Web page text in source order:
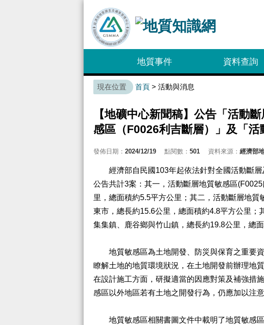
地質事件 資料查詢
首頁> 活動與消息
【地礦中心新聞稿】公告「活動
感區（F0026利吉斷層）」及「活
發佈日期： 2024/12/19 點閱數： 501 資料來源： 經濟部
經濟部自民國103年起依法針對全國活動斷層
公告共計3案：其一，活動斷層地質敏感區
里，總面積約5.5平方公里；其二，活動斷層地
東市，總長約15.6公里，總面積約4.8平方公里；
集集鎮、鹿谷鄉與竹山鎮，總長約19.8公里，總面
地質敏感區為土地開發、防災與保育之重要資
瞭解土地的地質環境狀況，在土地開發前辦理地
在設計施工方面，研擬適當的因應對策及補強措
感區以外地區若有土地之開發行為，仍應加以注
地質敏感區相關書圖文件中載明了地質敏感區